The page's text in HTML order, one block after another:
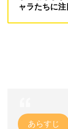
ャラたちに注
あらすじ